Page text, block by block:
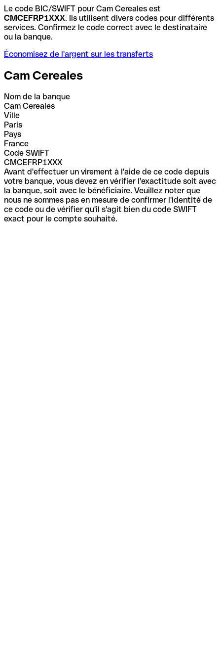
Le code BIC/SWIFT pour Cam Cereales est
CMCEFRP1XXX. Ils utilisent divers codes pour différents
services. Confirmez le code correct avec le destinataire
ou la banque.
Économisez de l'argent sur les transferts
Cam Cereales
Nom de la banque
Cam Cereales
Ville
Paris
Pays
France
Code SWIFT
CMCEFRP1XXX
Avant d'effectuer un virement à l'aide de ce code depuis
votre banque, vous devez en vérifier l'exactitude soit avec
la banque, soit avec le bénéficiaire. Veuillez noter que
nous ne sommes pas en mesure de confirmer l'identité de
ce code ou de vérifier qu'il s'agit bien du code SWIFT
exact pour le compte souhaité.